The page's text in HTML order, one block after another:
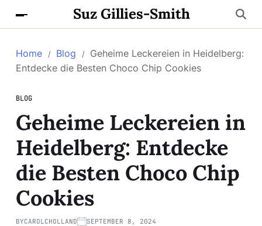
Suz Gillies-Smith
Home Blog
Geheime Leckereien in Heidelberg:
Entdecke die Besten Choco Chip Cookies
BLOG
Geheime Leckereien in
Heidelberg: Entdecke
die Besten Choco Chip
Cookies
BYCAROLCHOLLAND SEPTEMBER 8, 2024